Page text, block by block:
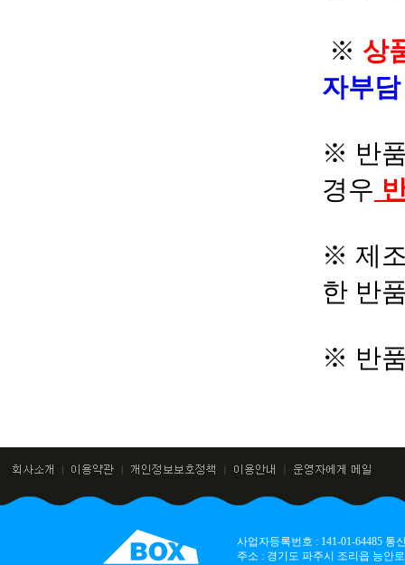
※ 상
자부
※ 반
경우
※ 제
한 반
※ 반
사업자등록번호 : 141-01-64485
주소 : 경기도 파주시 조리읍 능안